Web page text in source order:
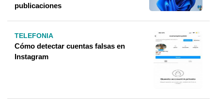
publicaciones
TELEFONIA
Cómo detectar cuentas falsas en
Instagram